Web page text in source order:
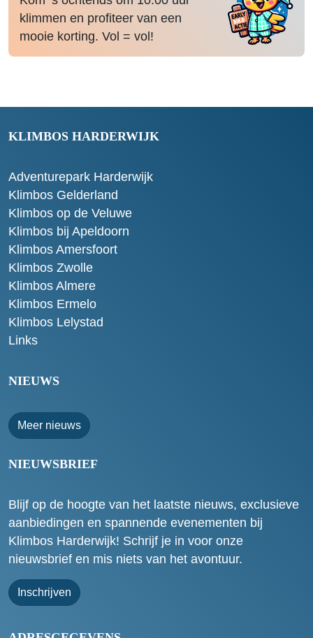
klimmen en profiteer van een
mooie korting. Vol = vol!
KLIMBOS HARDERWIJK
Adventurepark Harderwijk
Klimbos Gelderland
Klimbos op de Veluwe
Klimbos bij Apeldoorn
Klimbos Amersfoort
Klimbos Zwolle
Klimbos Almere
Klimbos Ermelo
Klimbos Lelystad
Links
NIEUWS
Meer nieuws
NIEUWSBRIEF
Blijf op de hoogte van het laatste nieuws, exclusieve
aanbiedingen en spannende evenementen bij
Klimbos Harderwijk! Schrijf je in voor onze
nieuwsbrief en mis niets van het avontuur.
Inschrijven